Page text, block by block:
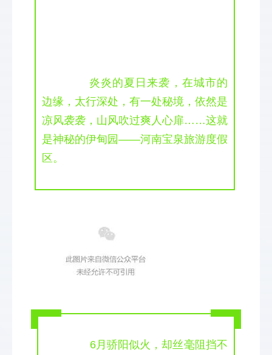
炎炎的夏日来袭，在城市的
边缘，太行深处，有一处秘境，依然是
凉风袭袭，山风吹过爽人心扉……这就
是神秘的伊甸园——河南宝泉旅游度假
区。
6月骄阳似火，却丝毫阻挡不